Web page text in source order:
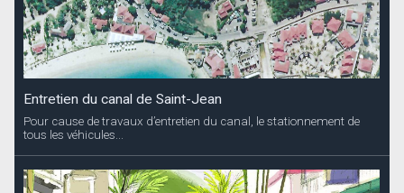
Entretien du canal de Saint-Jean
Pour cause de travaux d’entretien du canal, le stationnement de
tous les véhicules...